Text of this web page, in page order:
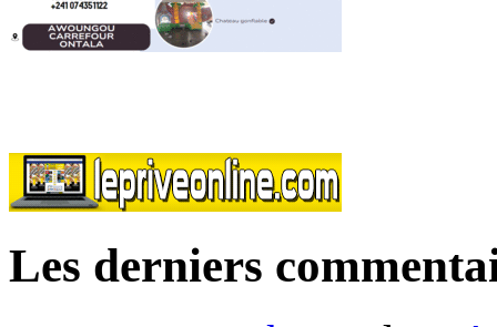
Les derniers